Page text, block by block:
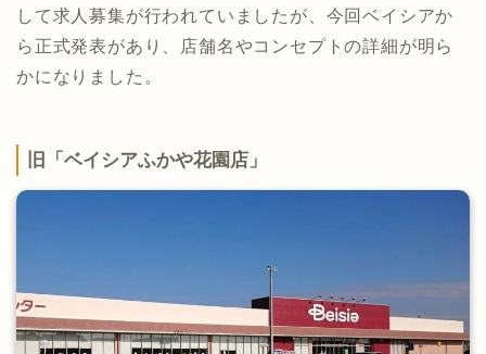
して求人募集が行われていましたが、今回ベイシアか
ら正式発表があり、店舗名やコンセプトの詳細が明ら
かになりました。
旧「ベイシアふかや花園店」